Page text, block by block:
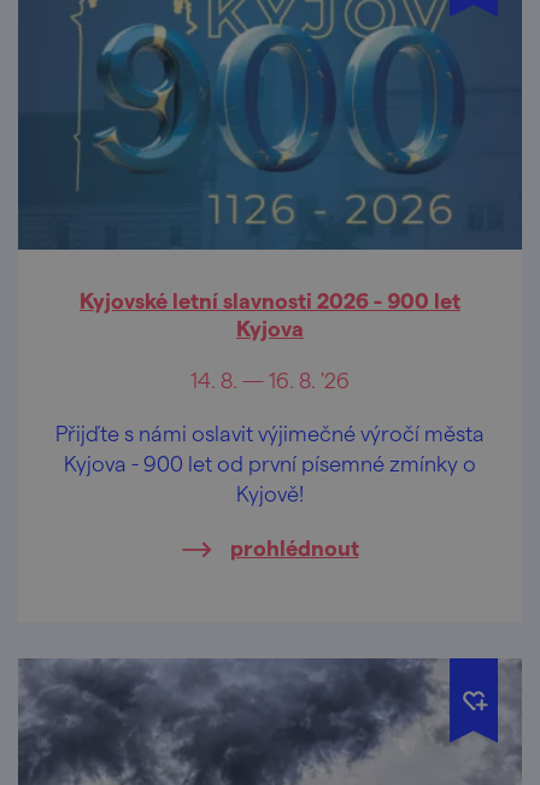
Kyjovské letní slavnosti 2026 - 900 let
Kyjova
14. 8. — 16. 8. '26
Přijďte s námi oslavit výjimečné výročí města
Kyjova - 900 let od první písemné zmínky o
Kyjově!
prohlédnout